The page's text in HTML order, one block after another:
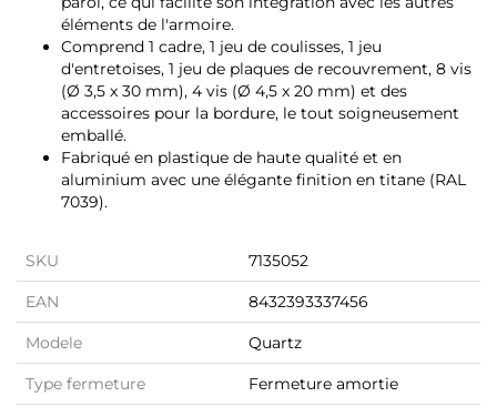
éléments de l'armoire.
Comprend 1 cadre, 1 jeu de coulisses, 1 jeu
d'entretoises, 1 jeu de plaques de recouvrement, 8 vis
(Ø 3,5 x 30 mm), 4 vis (Ø 4,5 x 20 mm) et des
accessoires pour la bordure, le tout soigneusement
emballé.
Fabriqué en plastique de haute qualité et en
aluminium avec une élégante finition en titane (RAL
7039).
SKU 7135052
EAN 8432393337456
Modele Quartz
Type fermeture Fermeture amortie